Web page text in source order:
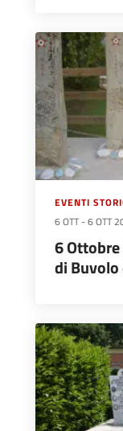
EVENTI
6 OTT -6 OTT
6
di